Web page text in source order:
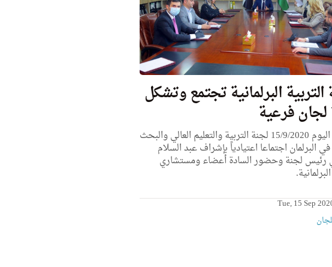
التربية البرلمانية تجتمع وتشكل
فرعية
عقدت اليوم 15/9/2020 لجنة التربية والتعليم العالي والبحث
البرلمان اجتماعا اعتيادياً بإشراف عبد السلام
رئيس لجنة وحضور السادة أعضاء ومستشاري
Tue, 15 Sep